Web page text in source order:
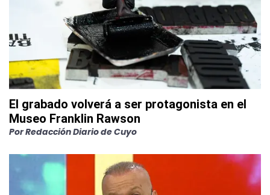
El grabado volverá a ser protagonista en el
Museo Franklin Rawson
PorRedacción Diario de Cuyo